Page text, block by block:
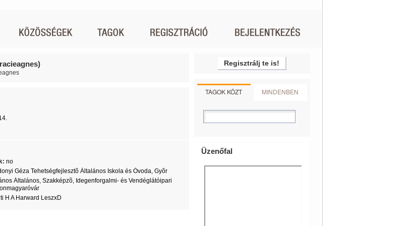
no
Géza Tehetségfejlesztõ Általános Iskola és Óvoda, Gyõr
Általános, Szakképzõ, Idegenforgalmi- és Vendéglátóipari
H A Harward LeszxD
Regisztrálj te is!
TAGOK KÖZT MINDENBEN
Üzenőfal